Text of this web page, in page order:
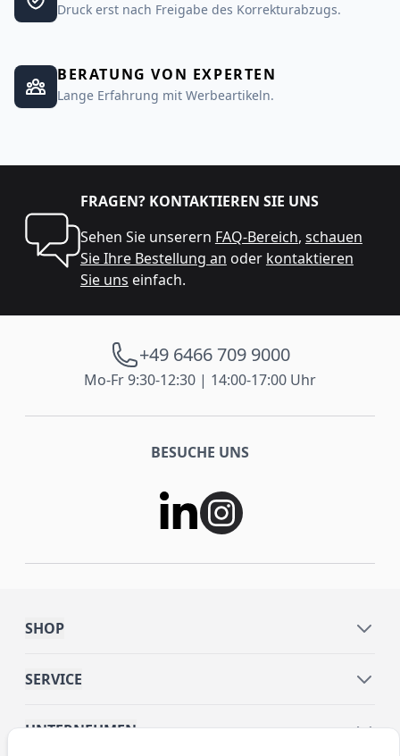
Druck erst nach Freigabe des Korrekturabzugs.
BERATUNG VON EXPERTEN
Lange Erfahrung mit Werbeartikeln.
FRAGEN? KONTAKTIEREN SIE UNS
Sehen Sie unserern FAQ-Bereich, schauen
Sie Ihre Bestellung an oder kontaktieren
Sie uns einfach.
+49 6466 709 9000
Mo-Fr 9:30-12:30 | 14:00-17:00 Uhr
BESUCHE UNS
SHOP
SERVICE
UNTERNEHMEN